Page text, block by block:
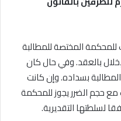
المختصة للمطالبة
بالعقد. وفي حال كان
بسداده. وإن كانت
حجم الضرر يجوز للمحكمة
لسلطتها التقديرية.